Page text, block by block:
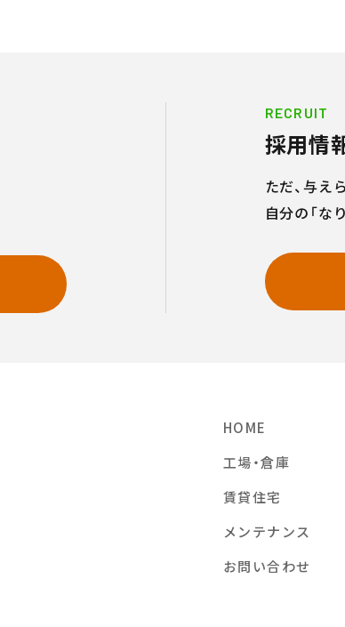
RECRUIT
採用情
ただ、与え
自分の「な
HOME
工場・倉庫
賃貸住宅
メンテナンス
お問い合わせ